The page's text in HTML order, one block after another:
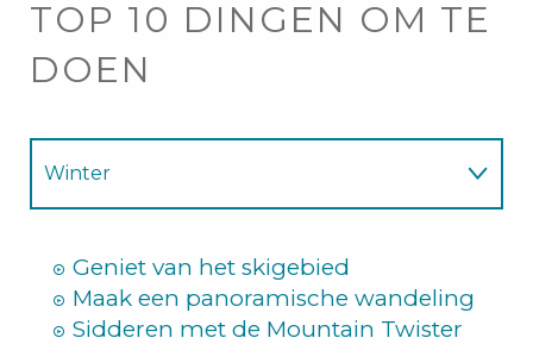
TOP 10 DINGEN OM TE
DOEN
Winter
Geniet van het skigebied
Maak een panoramische wandeling
Sidderen met de Mountain Twister